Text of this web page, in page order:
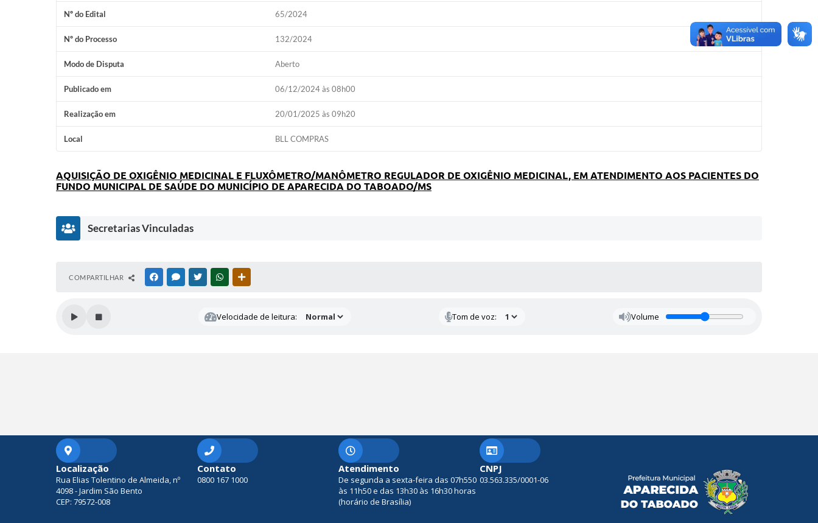
Nº do Edital 65/2024
Nº do Processo 132/2024
Modo de Disputa Aberto
Publicado em 06/12/2024 às 08h00
Realização em 20/01/2025 às 09h20
Local BLL COMPRAS
AQUISIÇÃO DE OXIGÊNIO MEDICINAL E FLUXÔMETRO/MANÔMETRO REGULADOR DE OXIGÊNIO MEDICINAL, EM ATENDIMENTO AOS PACIENTES DO
FUNDO MUNICIPAL DE SAÚDE DO MUNICÍPIO DE APARECIDA DO TABOADO/MS
Secretarias Vinculadas
e
n
COMPARTILHAR FACEBOOKMESSENGER
TWITTERWHATSAPP
Velocidade de leitura: Tom de voz: Volume
Localização
Rua Elias Tolentino de Almeida, nº
4098 - Jardim São Bento
CEP: 79572-008
Contato
0800 167 1000
Atendimento
De segunda a sexta-feira das 07h550
às 11h50 e das 13h30 às 16h30 horas
(horário de Brasília)
CNPJ
03.563.335/0001-06